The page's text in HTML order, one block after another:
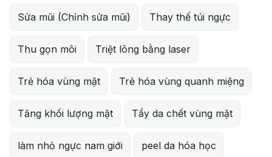
Sửa mũi (Chỉnh sửa mũi) Thay thế túi ngực
Thu gọn môi Triệt lông bằng laser
Trẻ hóa vùng mặt Trẻ hóa vùng quanh miệng
Tăng khối lượng mặt Tẩy da chết vùng mặt
làm nhỏ ngực nam giới peel da hóa học